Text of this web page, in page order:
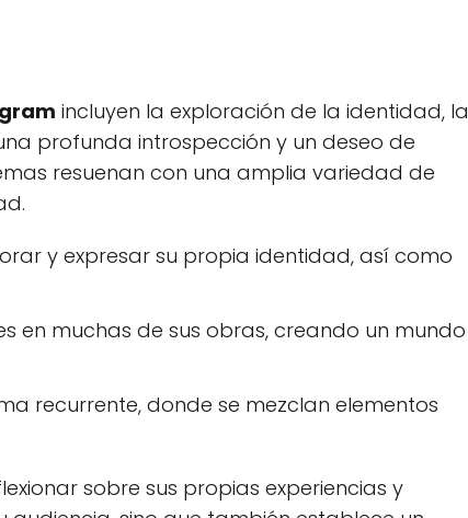
incluyen la exploración de la identidad, la
profunda introspección y un deseo de
resuenan con una amplia variedad de
y expresar su propia identidad, así como
en muchas de sus obras, creando un mundo
recurrente, donde se mezclan elementos
sobre sus propias experiencias y